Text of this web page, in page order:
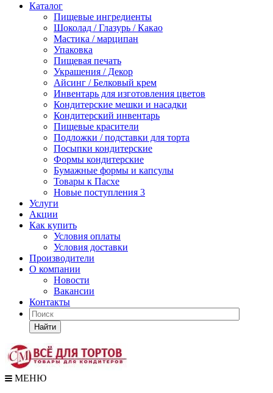
Каталог
Пищевые ингредиенты
Шоколад / Глазурь / Какао
Мастика / марципан
Упаковка
Пищевая печать
Украшения / Декор
Айсинг / Белковый крем
Инвентарь для изготовления цветов
Кондитерские мешки и насадки
Кондитерский инвентарь
Пищевые красители
Подложки / подставки для торта
Посыпки кондитерские
Формы кондитерские
Бумажные формы и капсулы
Товары к Пасхе
Новые поступления 3
Услуги
Акции
Как купить
Условия оплаты
Условия доставки
Производители
О компании
Новости
Вакансии
Контакты
Найти
МЕНЮ